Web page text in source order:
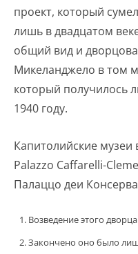
проект, который
лишь в двадцатом
общий вид и
Микеланджело в том
который получилось
1940 году.
Капитолийские
Palazzo Caffarelli-
Палаццо деи
Возведение этого
Закончено оно было